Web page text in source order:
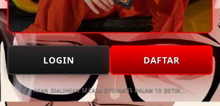
LOGIN DAFTAR
AKAN DIALIHKAN SECARA OTOMATIS DALAM 15 DETIK...